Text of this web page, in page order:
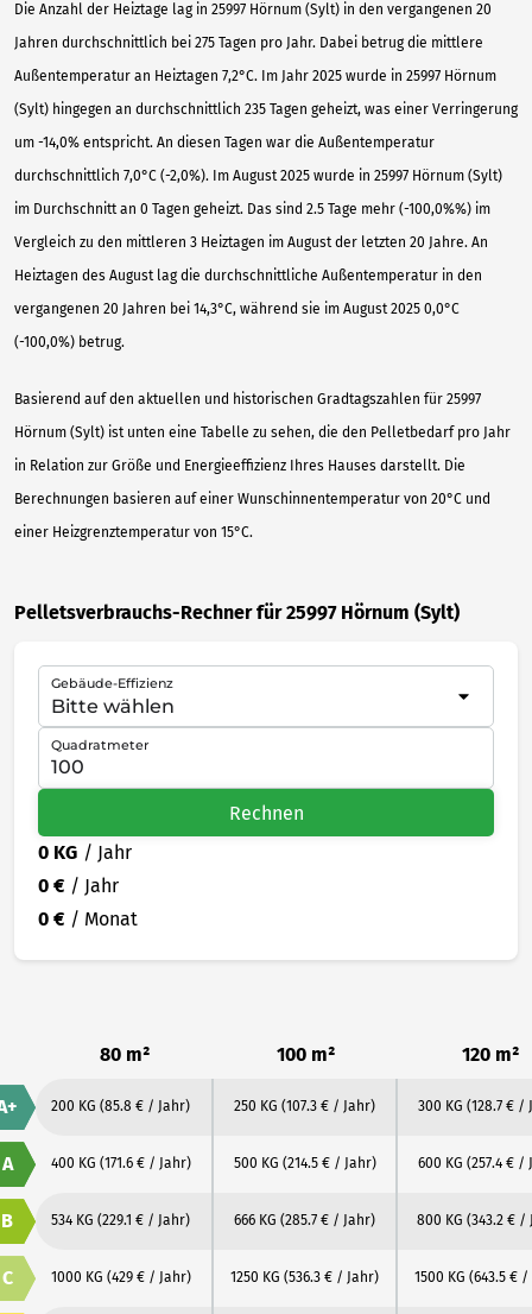
Die Anzahl der Heiztage lag in 25997 Hörnum (Sylt) in den vergangenen 20
Jahren durchschnittlich bei 275 Tagen pro Jahr. Dabei betrug die mittlere
Außentemperatur an Heiztagen 7,2°C. Im Jahr 2025 wurde in 25997 Hörnum
(Sylt) hingegen an durchschnittlich 235 Tagen geheizt, was einer Verringerung
um -14,0% entspricht. An diesen Tagen war die Außentemperatur
durchschnittlich 7,0°C (-2,0%). Im August 2025 wurde in 25997 Hörnum (Sylt)
im Durchschnitt an 0 Tagen geheizt. Das sind 2.5 Tage mehr (-100,0%%) im
Vergleich zu den mittleren 3 Heiztagen im August der letzten 20 Jahre. An
Heiztagen des August lag die durchschnittliche Außentemperatur in den
vergangenen 20 Jahren bei 14,3°C, während sie im August 2025 0,0°C
(-100,0%) betrug.
Basierend auf den aktuellen und historischen Gradtagszahlen für 25997
Hörnum (Sylt) ist unten eine Tabelle zu sehen, die den Pelletbedarf pro Jahr
in Relation zur Größe und Energieeffizienz Ihres Hauses darstellt. Die
Berechnungen basieren auf einer Wunschinnentemperatur von 20°C und
einer Heizgrenztemperatur von 15°C.
Pelletsverbrauchs-Rechner für 25997 Hörnum (Sylt)
Gebäude-Effizienz
Quadratmeter
Rechnen
0 KG / Jahr
0 € / Jahr
0 € / Monat
80 m² 100 m² 120 m²
200 KG (85.8 € / Jahr) 250 KG (107.3 € / Jahr) 300 KG (128.7 € /
A 400 KG (171.6 € / Jahr) 500 KG (214.5 € / Jahr) 600 KG (257.4 € /
B 534 KG (229.1 € / Jahr) 666 KG (285.7 € / Jahr) 800 KG (343.2 € /
C 1000 KG (429 € / Jahr) 1250 KG (536.3 € / Jahr) 1500 KG (643.5 € /